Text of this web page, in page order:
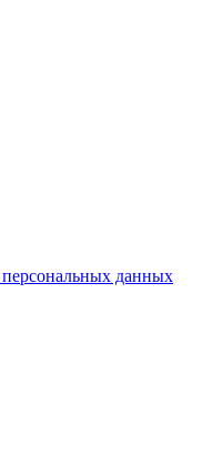
персональных данных